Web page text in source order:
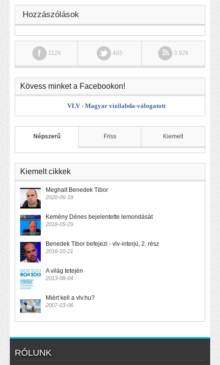
Hozzászólások
112k 465 3.92k
Kövess minket a Facebookon!
VLV - Magyar vízilabda-válogatott
Népszerű Friss Kiemelt
Kiemelt cikkek
Meghalt Benedek Tibor
2020-06-18
Kemény Dénes bejelentette lemondását
2018-05-29
Benedek Tibor befejezi - vlv-interjú, 2. rész
2016-10-21
A világ tetején
2013-08-04
Miért kell a vlv.hu?
2007-03-06
RÓLUNK